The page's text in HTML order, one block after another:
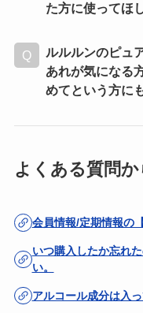
た方に使ってほ
ルルルンのピュ
あれが気になる
めてという方に
よくある質問
会員情報/定期情報の
いつ購入したか忘れ
い。
アルコール成分は入